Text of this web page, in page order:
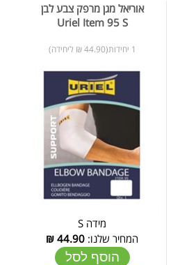
אוריאל מגן מרפק צבע לבן
Uriel Item 95 S
1 יחידות(44.90 ₪ ליחידה)
מידה S
המחיר שלנו: 44.90
₪
הוסף לסל